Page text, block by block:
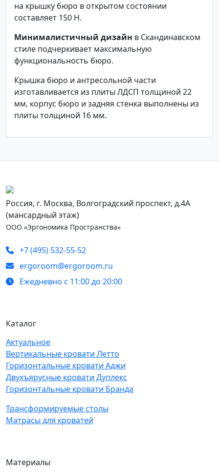
на крышку бюро в открытом состоянии
составляет 150 Н.
Минималистичный дизайн в Скандинавском
стиле подчеркивает максимальную
функциональность бюро.
Крышка бюро и антресольной части
изготавливается из плиты ЛДСП толщиной 22
мм, корпус бюро и задняя стенка выполнены из
плиты толщиной 16 мм.
Россия, г. Москва, Волгоградский проспект, д.4А
(мансардный этаж)
ООО «Эргономика Пространства»
+7 (495) 532-55-52
ergoroom@ergoroom.ru
Ежедневно с 11:00 до 20:00
Каталог
Актуальное
Вертикальные кровати Летто
Горизонтальные кровати Аджи
Двухъярусные кровати Дуплекс
Горизонтальные кровати Бранда
Трансформируемые столы
Матрасы для кроватей
Материалы